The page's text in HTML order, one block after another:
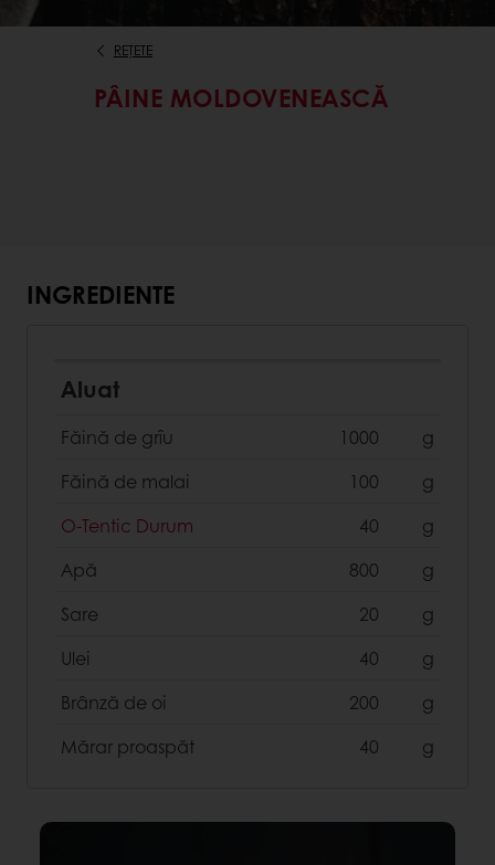
REȚETE
PÂINE MOLDOVENEASCĂ
INGREDIENTE
Aluat
Făină de grîu 1000
g
Făină de malai
100
g
O-Tentic Durum
40
g
Apă
800
g
Sare
20
g
Ulei
40
g
Brânză de oi
200
g
Mărar proaspăt
40 g